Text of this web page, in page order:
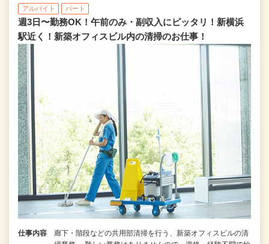
アルバイト パート
週3日〜勤務OK！午前のみ・副収入にピッタリ！新横浜
駅近く！新築オフィスビル内の清掃のお仕事！
仕事内容
廊下・階段などの共用部清掃を行う、新築オフィスビルの清